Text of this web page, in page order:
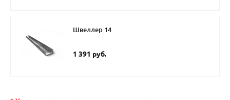
Швеллер 14
1 391 руб.